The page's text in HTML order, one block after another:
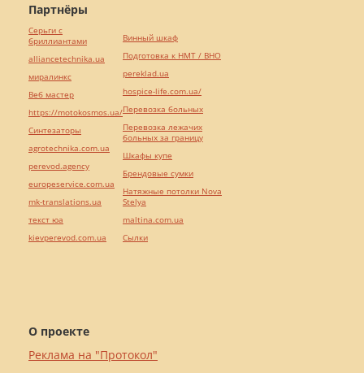
О проекте
Реклама на "Протокол"
Партнёры
Серьги с
бриллиантами
alliancetechnika.ua
миралинкс
Веб мастер
https://motokosmos.ua/
Синтезаторы
agrotechnika.com.ua
perevod.agency
europeservice.com.ua
mk-translations.ua
текст юа
kievperevod.com.ua
Винный шкаф
Подготовка к НМТ / ВНО
pereklad.ua
hospice-life.com.ua/
Перевозка больных
Перевозка лежачих
больных за границу
Шкафы купе
Брендовые сумки
Натяжные потолки Nova
Stelya
maltina.com.ua
Cылки